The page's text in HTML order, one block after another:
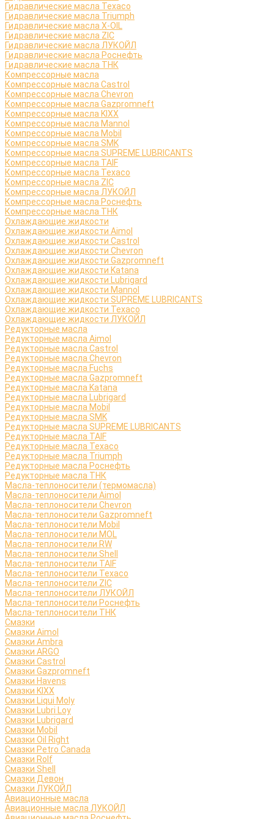
Гидравлические масла Texaco
Гидравлические масла Triumph
Гидравлические масла X-OIL
Гидравлические масла ZIC
Гидравлические масла ЛУКОЙЛ
Гидравлические масла Роснефть
Гидравлические масла ТНК
Компрессорные масла
Компрессорные масла Castrol
Компрессорные масла Chevron
Компрессорные масла Gazpromneft
Компрессорные масла KIXX
Компрессорные масла Mannol
Компрессорные масла Mobil
Компрессорные масла SMK
Компрессорные масла SUPREME LUBRICANTS
Компрессорные масла TAIF
Компрессорные масла Texaco
Компрессорные масла ZIC
Компрессорные масла ЛУКОЙЛ
Компрессорные масла Роснефть
Компрессорные масла ТНК
Охлаждающие жидкости
Охлаждающие жидкости Aimol
Охлаждающие жидкости Castrol
Охлаждающие жидкости Chevron
Охлаждающие жидкости Gazpromneft
Охлаждающие жидкости Katana
Охлаждающие жидкости Lubrigard
Охлаждающие жидкости Mannol
Охлаждающие жидкости SUPREME LUBRICANTS
Охлаждающие жидкости Texaco
Охлаждающие жидкости ЛУКОЙЛ
Редукторные масла
Редукторные масла Aimol
Редукторные масла Castrol
Редукторные масла Chevron
Редукторные масла Fuchs
Редукторные масла Gazpromneft
Редукторные масла Katana
Редукторные масла Lubrigard
Редукторные масла Mobil
Редукторные масла SMK
Редукторные масла SUPREME LUBRICANTS
Редукторные масла TAIF
Редукторные масла Texaco
Редукторные масла Triumph
Редукторные масла Роснефть
Редукторные масла ТНК
Масла-теплоносители (термомасла)
Масла-теплоносители Aimol
Масла-теплоносители Chevron
Масла-теплоносители Gazpromneft
Масла-теплоносители Mobil
Масла-теплоносители MOL
Масла-теплоносители RW
Масла-теплоносители Shell
Масла-теплоносители TAIF
Масла-теплоносители Texaco
Масла-теплоносители ZIC
Масла-теплоносители ЛУКОЙЛ
Масла-теплоносители Роснефть
Масла-теплоносители ТНК
Смазки
Смазки Aimol
Смазки Ambra
Смазки ARGO
Смазки Castrol
Смазки Gazpromneft
Смазки Havens
Смазки KIXX
Смазки Liqui Moly
Смазки Lubri Loy
Смазки Lubrigard
Смазки Mobil
Смазки Oil Right
Смазки Petro Canada
Смазки Rolf
Смазки Shell
Смазки Девон
Смазки ЛУКОЙЛ
Авиационные масла
Авиационные масла ЛУКОЙЛ